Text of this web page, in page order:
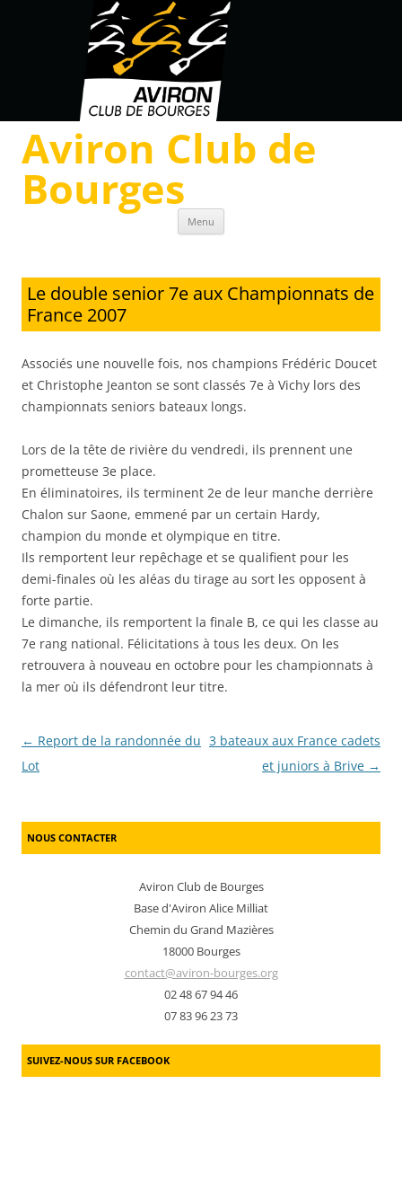
Aviron Club de
Bourges
Menu
Le double senior 7e aux Championnats de
France 2007
Associés une nouvelle fois, nos champions Frédéric Doucet
et Christophe Jeanton se sont classés 7e à Vichy lors des
championnats seniors bateaux longs.
Lors de la tête de rivière du vendredi, ils prennent une
prometteuse 3e place.
En éliminatoires, ils terminent 2e de leur manche derrière
Chalon sur Saone, emmené par un certain Hardy,
champion du monde et olympique en titre.
Ils remportent leur repêchage et se qualifient pour les
demi-finales où les aléas du tirage au sort les opposent à
forte partie.
Le dimanche, ils remportent la finale B, ce qui les classe au
7e rang national. Félicitations à tous les deux. On les
retrouvera à nouveau en octobre pour les championnats à
la mer où ils défendront leur titre.
Post navigation
← Report de la randonnée du
Lot
3 bateaux aux France cadets
et juniors à Brive →
NOUS CONTACTER
Aviron Club de Bourges
Base d'Aviron Alice Milliat
Chemin du Grand Mazières
18000 Bourges
contact@aviron-bourges.org
02 48 67 94 46
07 83 96 23 73
SUIVEZ-NOUS SUR FACEBOOK